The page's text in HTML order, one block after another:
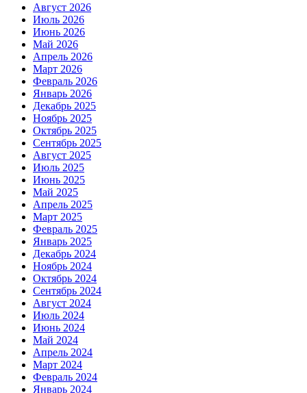
Август 2026
Июль 2026
Июнь 2026
Май 2026
Апрель 2026
Март 2026
Февраль 2026
Январь 2026
Декабрь 2025
Ноябрь 2025
Октябрь 2025
Сентябрь 2025
Август 2025
Июль 2025
Июнь 2025
Май 2025
Апрель 2025
Март 2025
Февраль 2025
Январь 2025
Декабрь 2024
Ноябрь 2024
Октябрь 2024
Сентябрь 2024
Август 2024
Июль 2024
Июнь 2024
Май 2024
Апрель 2024
Март 2024
Февраль 2024
Январь 2024